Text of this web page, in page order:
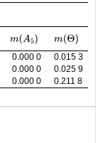
m(A5) m(Θ)
0.000 0
0.015 3
0.000 0
0.025 9
0.000 0 0.211 8